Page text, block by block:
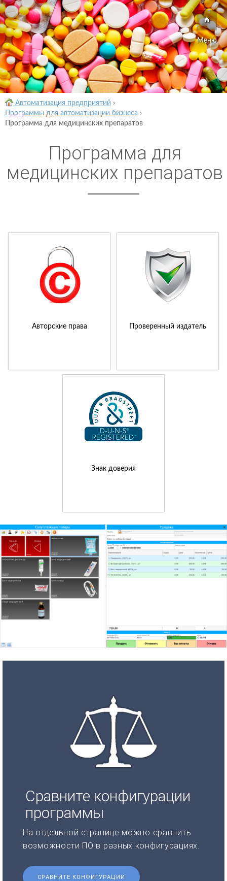
Меню
Автоматизация предприятий ›
Программы для автоматизации бизнеса ›
Программа для медицинских препаратов
Программа для
медицинских препаратов
Авторские права Проверенный издатель
Знак доверия
Сравните конфигурации
программы
На отдельной странице можно сравнить
возможности ПО в разных конфигурациях.
СРАВНИТЕ КОНФИГУРАЦИИ